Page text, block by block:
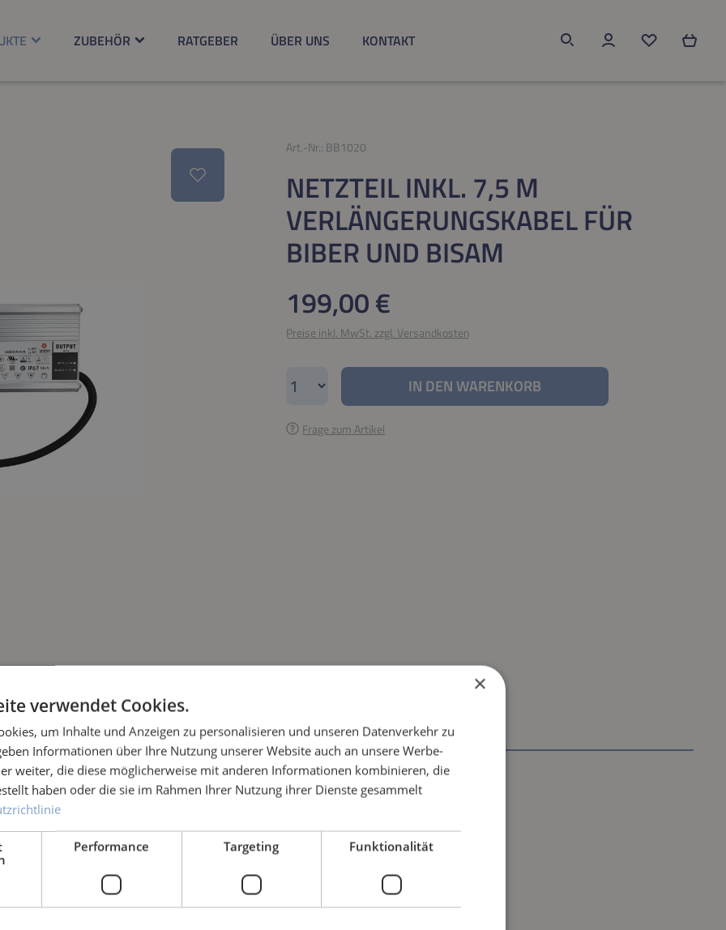
ZUBEHÖR RATGEBER ÜBER UNS KONTAKT
Du hast 0
Art.-Nr.: BB1020
NETZTEIL INKL. 7,5 M
VERLÄNGERUNGSKABEL FÜR
BIBER UND BISAM
Regulärer Preis:
199,00 €
Preise inkl. MwSt. zzgl. Versandkosten
Produkt Anzahl: Gib den gewünschten Wert ein oder
IN DEN WARENKORB
Frage zum Artikel
und BISAM
×
verwendet Cookies.
um Inhalte und Anzeigen zu personalisieren und unseren Datenverkehr zu
Informationen über Ihre Nutzung unserer Website auch an unsere Werbe-
weiter, die diese möglicherweise mit anderen Informationen kombinieren, die
haben oder die sie im Rahmen Ihrer Nutzung ihrer Dienste gesammelt
Performance Targeting Funktionalität